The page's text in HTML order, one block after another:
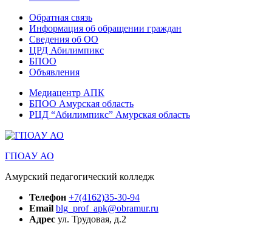
Обратная связь
Информация об обращении граждан
Сведения об ОО
ЦРД Абилимпикс
БПОО
Объявления
Медиацентр АПК
БПОО Амурская область
РЦД “Абилимпикс” Амурская область
ГПОАУ АО
Амурский педагогический колледж
Телефон +7(4162)35-30-94
Email blg_prof_apk@obramur.ru
Адрес ул. Трудовая, д.2